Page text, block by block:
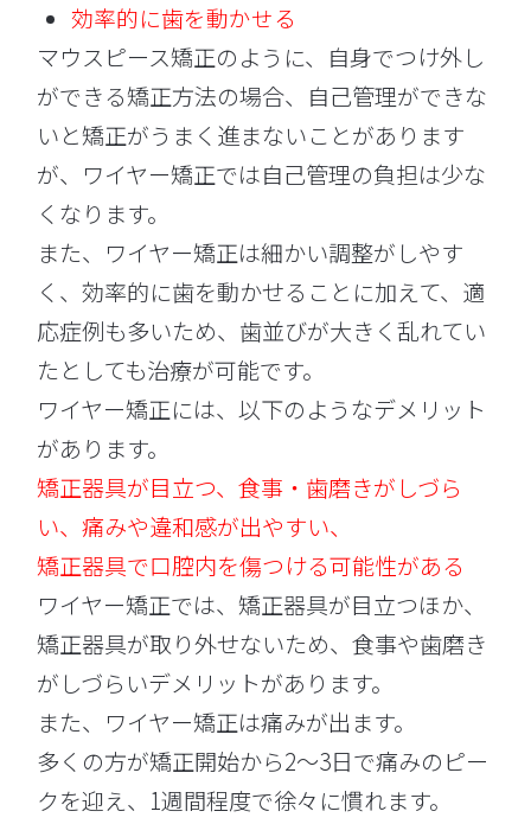
効率的に歯を動かせる
マウスピース矯正のように、自身でつけ外し
ができる矯正方法の場合、自己管理ができな
いと矯正がうまく進まないことがあります
が、ワイヤー矯正では自己管理の負担は少な
くなります。
また、ワイヤー矯正は細かい調整がしやす
く、効率的に歯を動かせることに加えて、適
応症例も多いため、歯並びが大きく乱れてい
たとしても治療が可能です。
ワイヤー矯正には、以下のようなデメリット
があります。
矯正器具が目立つ、食事・ 歯磨きがしづら
い、痛みや違和感が出やすい、
矯正器具で口腔内を傷つける可能性がある
ワイヤー矯正では、矯正器具が目立つほか、
矯正器具が取り外せないため、食事や歯磨き
がしづらいデメリットがあります。
また、ワイヤー矯正は痛みが出ます。
多くの方が矯正開始から2〜3日で痛みのピー
クを迎え、1週間程度で徐々に慣れます。